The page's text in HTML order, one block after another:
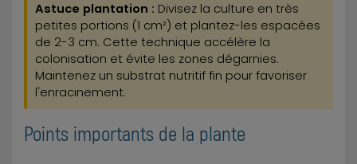
Astuce plantation : Divisez la culture en très
petites portions (1 cm²) et plantez-les espacées
de 2-3 cm. Cette technique accélère la
colonisation et évite les zones dégarnies.
Maintenez un substrat nutritif fin pour favoriser
l'enracinement.
Points importants de la plante